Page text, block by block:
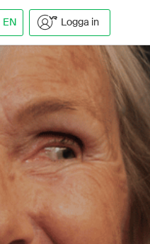
EN Logga in